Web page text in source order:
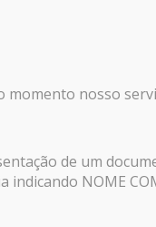
para Cães Adultos
nosso
de um
NOME